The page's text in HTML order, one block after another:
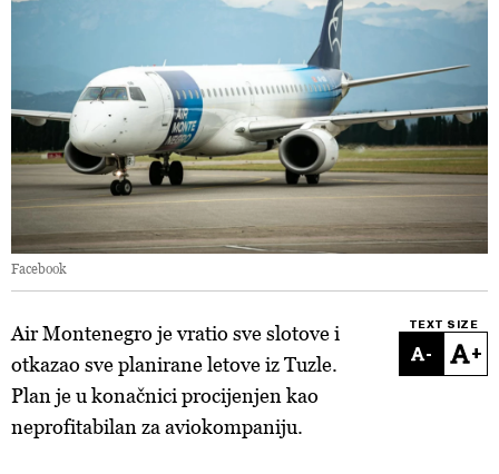
Facebook
TEXT SIZE
- +
Air Montenegro je vratio sve slotove i
otkazao sve planirane letove iz Tuzle.
Plan je u konačnici procijenjen kao
neprofitabilan za aviokompaniju.